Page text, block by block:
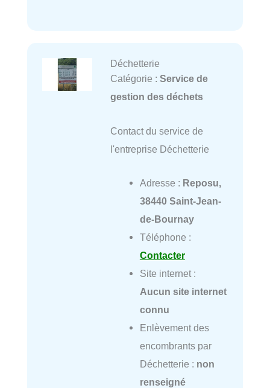
Déchetterie
Catégorie : Service de
gestion des déchets
Contact du service de
l'entreprise Déchetterie
Adresse : Reposu,
38440 Saint-Jean-
de-Bournay
Téléphone :
Contacter
Site internet :
Aucun site internet
connu
Enlèvement des
encombrants par
Déchetterie : non
renseigné